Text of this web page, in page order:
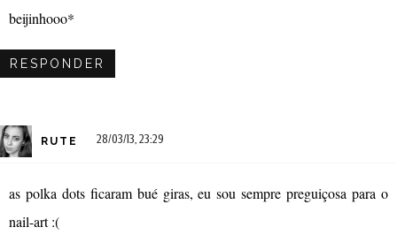
beijinhooo*
RESPONDER
RUTE 28/03/13, 23:29
as polka dots ficaram bué giras, eu sou sempre preguiçosa para o
nail-art :(